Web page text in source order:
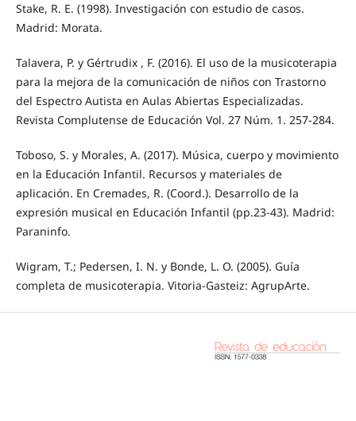
Stake, R. E. (1998). Investigación con estudio de casos.
Madrid: Morata.
Talavera, P. y Gértrudix , F. (2016). El uso de la musicoterapia
para la mejora de la comunicación de niños con Trastorno
del Espectro Autista en Aulas Abiertas Especializadas.
Revista Complutense de Educación Vol. 27 Núm. 1. 257-284.
Toboso, S. y Morales, A. (2017). Música, cuerpo y movimiento
en la Educación Infantil. Recursos y materiales de
aplicación. En Cremades, R. (Coord.). Desarrollo de la
expresión musical en Educación Infantil (pp.23-43). Madrid:
Paraninfo.
Wigram, T.; Pedersen, I. N. y Bonde, L. O. (2005). Guía
completa de musicoterapia. Vitoria-Gasteiz: AgrupArte.